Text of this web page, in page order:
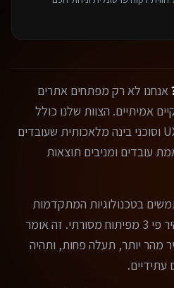
אנחנו לא רק מפתחים אתרים
אמיתיים. הצוות שלנו כולל
מפתחים מנוסים, מומחי UX/UI וסוכני בינה מלאכותית שעובדים
עובדים ומניבים תוצאות
בטכנולוגיות המתקדמות
ביותר, שמאפשרות פיתוח מהיר פי 3 מפיתוח מסורתי. זה אומר
מהר יותר, תעלה פחות, ותהיה
עתידיים.